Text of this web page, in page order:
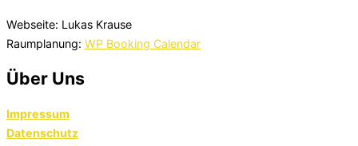
Webseite: Lukas Krause
Raumplanung: WP Booking Calendar
Über Uns
Impressum
Datenschutz